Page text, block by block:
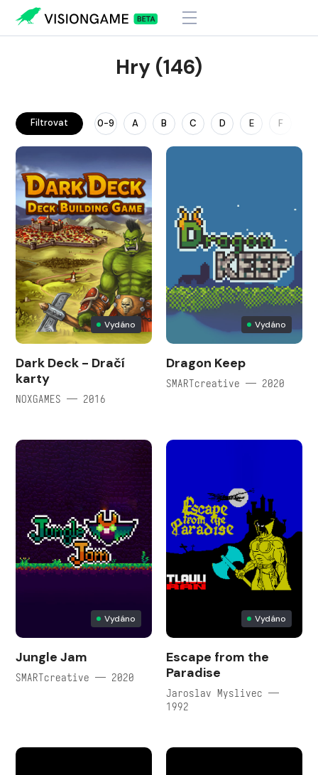
Hry (146)
Filtrovat 0-9 A B C D E F
Vydáno
Dark Deck - Dračí
karty
NOXGAMES — 2016
Vydáno
Dragon Keep
SMARTcreative — 2020
Vydáno
Jungle Jam
SMARTcreative — 2020
Vydáno
Escape from the
Paradise
Jaroslav Myslivec —
1992